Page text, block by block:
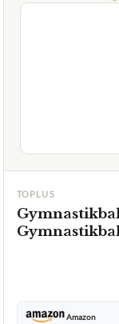
TOPLUS
Amazon